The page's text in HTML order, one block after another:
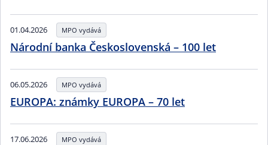
01.04.2026 MPO vydává
Národní banka Československá – 100 let
06.05.2026 MPO vydává
EUROPA: známky EUROPA – 70 let
17.06.2026 MPO vydává